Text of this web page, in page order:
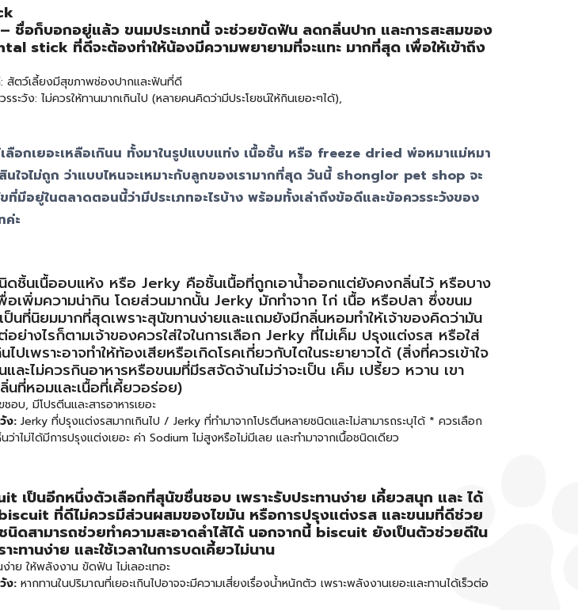
ชื่อก็บอกอยู่แล้ว ขนมประเภทนี้ จะช่วยขัดฟัน ลดกลิ่นปาก และการสะสมของ
stick ที่ดีจะต้องทำให้น้องมีความพยายามที่จะแทะ มากที่สุด เพื่อให้เข้าถึง
สัตว์เลี้ยงมีสุขภาพช่องปากและฟันที่ดี
รระวัง: ไม่ควรให้ทานมากเกินไป (หลายคนคิดว่ามีประโยชน์ให้กินเยอะๆได้),
ลือกเยอะเหลือเกินน ทั้งมาในรูปแบบแท่ง เนื้อชิ้น หรือ freeze dried พ่อหมาแม่หมา
นใจไม่ถูก ว่าแบบไหนจะเหมาะกับลูกของเรามากที่สุด วันนี้ ธhonglor pet shop จะ
ที่มีอยู่ในตลาดตอนนี้ว่ามีประเภทอะไรบ้าง พร้อมทั้งเล่าถึงข้อดีและข้อควรระวังของ
ค่ะ
ชิ้นเนื้ออบแห้ง หรือ Jerky คือชิ้นเนื้อที่ถูกเอาน้ำออกแต่ยังคงกลิ่นไว้ หรือบาง
อเพิ่มความน่ากิน โดยส่วนมากนั้น Jerky มักทำจาก ไก่ เนื้อ หรือปลา ซึ่งขนม
นที่นิยมมากที่สุดเพราะสุนัขทานง่ายและแถมยังมีกลิ่นหอมทำให้เจ้าของคิดว่ามัน
ย่างไรก็ตามเจ้าของควรใส่ใจในการเลือก Jerky ที่ไม่เค็ม ปรุงแต่งรส หรือใส่
ไปเพราะอาจทำให้ท้องเสียหรือเกิดโรคเกี่ยวกับไตในระยายาวได้ (สิ่งที่ควรเข้าใจ
และไม่ควรกินอาหารหรือขนมที่มีรสจัดจ้านไม่ว่าจะเป็น เค็ม เปรี้ยว หวาน เขา
นที่หอมและเนื้อที่เคี้ยวอร่อย)
อบ, มีโปรตีนและสารอาหารเยอะ
ง:Jerky ที่ปรุงแต่งรสมากเกินไป / Jerky ที่ทำมาจากโปรตีนหลายชนิดและไม่สามารถระบุได้ * ควรเลือก
ว่าไม่ได้มีการปรุงแต่งเยอะ ค่า Sodium ไม่สูงหรือไม่มีเลย และทำมาจากเนื้อชนิดเดียว
เป็นอีกหนึ่งตัวเลือกที่สุนัขชื่นชอบ เพราะรับประทานง่าย เคี้ยวสนุก และ ได้
ที่ดีไม่ควรมีส่วนผสมของไขมัน หรือการปรุงแต่งรส และขนมที่ดีช่วย
ดสามารถช่วยทำความสะอาดลำไส้ได้ นอกจากนี้ biscuit ยังเป็นตัวช่วยดีใน
ะทานง่าย และใช้เวลาในการบดเคี้ยวไม่นาน
าย ให้พลังงาน ขัดฟัน ไม่เลอะเทอะ
ง:หากทานในปริมาณที่เยอะเกินไปอาจจะมีความเสี่ยงเรื่องน้ำหนักตัว เพราะพลังงานเยอะและทานได้เร็วต่อ